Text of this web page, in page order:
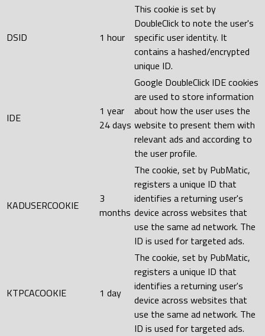
DSID 1 hour
This cookie is set by
DoubleClick to note the user's
specific user identity. It
contains a hashed/encrypted
unique ID.
IDE
1 year
24 days
Google DoubleClick IDE cookies
are used to store information
about how the user uses the
website to present them with
relevant ads and according to
the user profile.
KADUSERCOOKIE
3
months
The cookie, set by PubMatic,
registers a unique ID that
identifies a returning user's
device across websites that
use the same ad network. The
ID is used for targeted ads.
KTPCACOOKIE 1 day
The cookie, set by PubMatic,
registers a unique ID that
identifies a returning user's
device across websites that
use the same ad network. The
ID is used for targeted ads.